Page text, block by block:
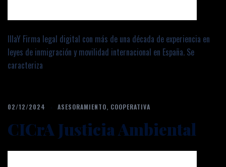
IllaY Firma legal digital con más de una década de experiencia en
leyes de inmigración y movilidad internacional en España. Se
caracteriza
02/12/2024 ASESORAMIENTO, COOPERATIVA
CICrA Justicia Ambiental